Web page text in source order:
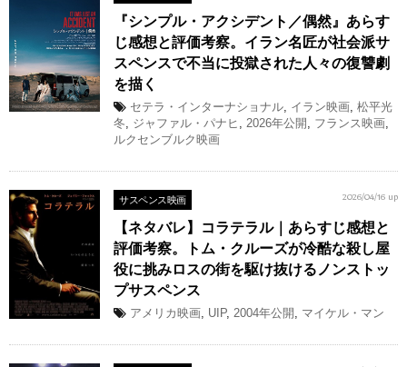
『シンプル・アクシデント／偶然』あらす
じ感想と評価考察。イラン名匠が社会派サ
スペンスで不当に投獄された人々の復讐劇
を描く
セテラ・インターナショナル, イラン映画, 松平光
冬, ジャファル・パナヒ , 2026年公開 , フランス映画,
ルクセンブルク映画
サスペンス映画 2026/04/16 up
【ネタバレ】コラテラル｜あらすじ感想と
評価考察。トム・クルーズが冷酷な殺し屋
役に挑みロスの街を駆け抜けるノンストッ
プサスペンス
アメリカ映画, UIP, 2004年公開 , マイケル・マン